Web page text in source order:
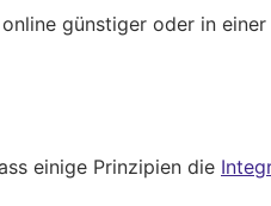
günstiger oder in
einige Prinzipien die